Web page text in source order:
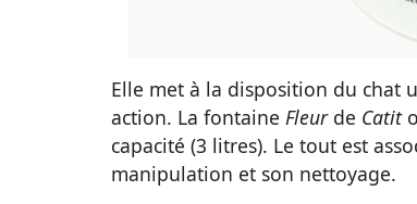
Elle met à la disposition du chat
action. La fontaine Fleurde Catit
capacité (3 litres). Le tout est
manipulation et son nettoyage.